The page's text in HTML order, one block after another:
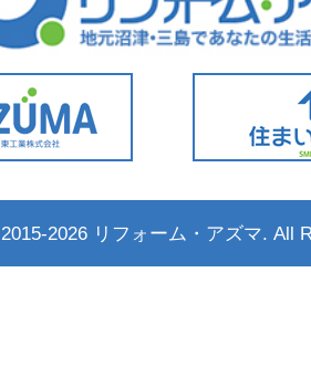
2015-2026 リフォーム・アズマ. All